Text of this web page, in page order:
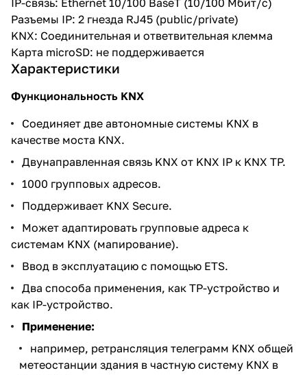
Разъемы IP: 2 гнезда RJ45 (public/private)
KNX: Соединительная и ответвительная клемма
Карта microSD: не поддерживается
Характеристики
Функциональность KNX
Соединяет две автономные системы KNX в
качестве моста KNX.
Двунаправленная связь KNX от KNX IP к KNX TP.
1000 групповых адресов.
Поддерживает KNX Secure.
Может адаптировать групповые адреса к
системам KNX (мапирование).
Ввод в эксплуатацию с помощью ETS.
Два способа применения, как TP-устройство и
как IP-устройство.
Применение:
например, ретрансляция телеграмм KNX общей
метеостанции здания в частную систему KNX в